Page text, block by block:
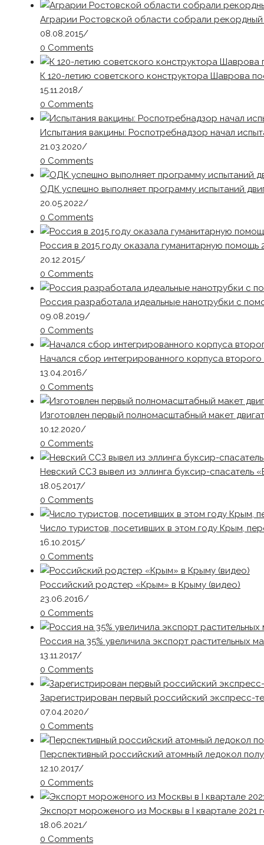
Аграрии Ростовской области собрали
08.08.2015/
0 Comments
К 120-летию советского конструктора Шаврова
15.11.2018/
0 Comments
Испытания вакцины: Роспотребнадзор начал
21.03.2020/
0 Comments
ОДК успешно выполняет программу испытаний
20.05.2022/
0 Comments
Россия в 2015 году оказала гуманитарную помощь
20.12.2015/
0 Comments
Россия разработала идеальные нанотрубки с
09.08.2019/
0 Comments
Начался сбор интегрированного корпуса
13.04.2016/
0 Comments
Изготовлен первый полномасштабный макет
10.12.2020/
0 Comments
Невский ССЗ вывел из эллинга буксир-спасатель
18.05.2017/
0 Comments
Число туристов, посетивших в этом году Крым,
16.10.2015/
0 Comments
Российский родстер «Крым» в Крыму (видео)
23.06.2016/
0 Comments
Россия на 35% увеличила экспорт растительных
13.11.2017/
0 Comments
Зарегистрирован первый российский экспресс-
07.04.2020/
0 Comments
Перспективный российский атомный ледокол
12.10.2017/
0 Comments
Экспорт мороженого из Москвы в I квартале 2021
18.06.2021/
0 Comments